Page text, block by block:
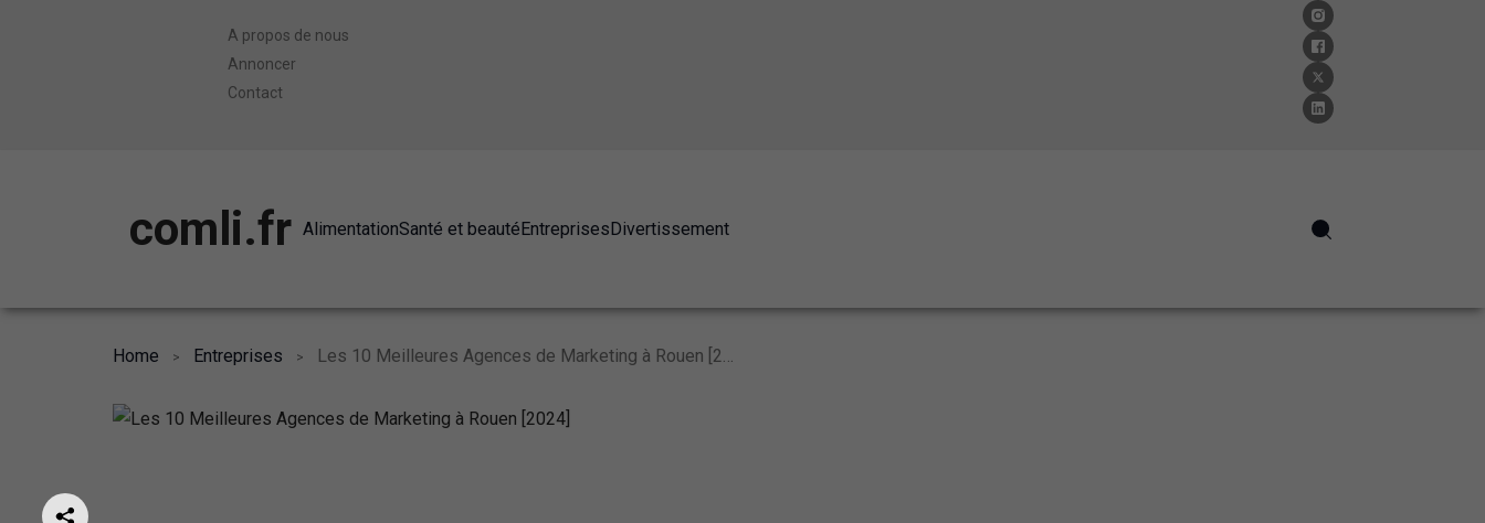
A propos de nous
Annoncer
Contact
comli.fr AlimentationSanté et beautéEntreprisesDivertissement
Home Entreprises Les 10 Meilleures Agences de Marketing à Rouen [2024]